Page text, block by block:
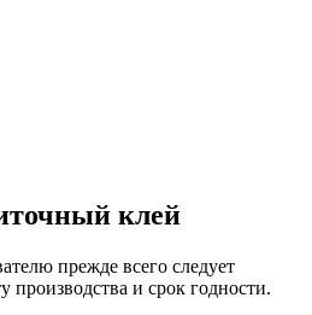
клей
прежде всего следует
производства и срок годности.